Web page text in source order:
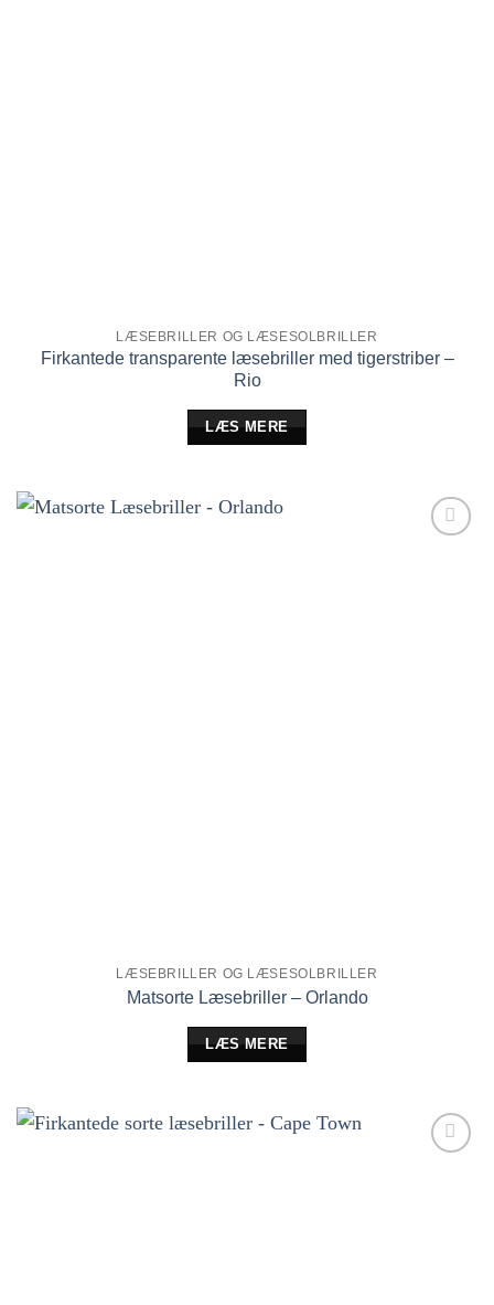
LÆSEBRILLER OG LÆSESOLBRILLER
Firkantede transparente læsebriller med tigerstriber –
Rio
LÆS MERE
LÆSEBRILLER OG LÆSESOLBRILLER
Matsorte Læsebriller – Orlando
LÆS MERE